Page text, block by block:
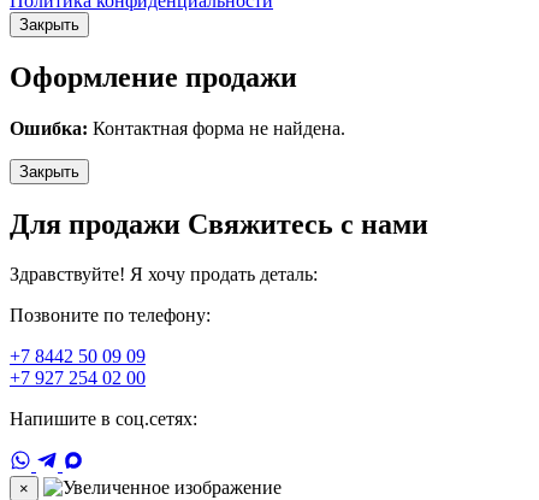
Закрыть
Оформление продажи
Ошибка: Контактная форма не найдена.
Закрыть
Для продажи Свяжитесь с нами
Здравствуйте! Я хочу продать деталь:
Позвоните по телефону:
+7 8442 50 09 09
+7 927 254 02 00
Напишите в соц.сетях:
×